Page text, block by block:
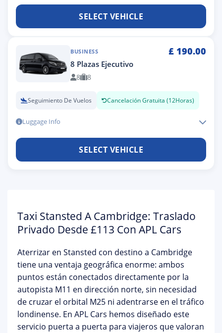
SELECT VEHICLE
BUSINESS £ 190.00
8 Plazas Ejecutivo
8 8
Seguimiento De Vuelos Cancelación Gratuita (12Horas)
Luggage Info
SELECT VEHICLE
Taxi Stansted A Cambridge: Traslado
Privado Desde £113 Con APL Cars
Aterrizar en Stansted con destino a Cambridge
tiene una ventaja geográfica enorme: ambos
puntos están conectados directamente por la
autopista M11 en dirección norte, sin necesidad
de cruzar el orbital M25 ni adentrarse en el tráfico
londinense. En APL Cars hemos diseñado este
servicio puerta a puerta para viajeros que valoran